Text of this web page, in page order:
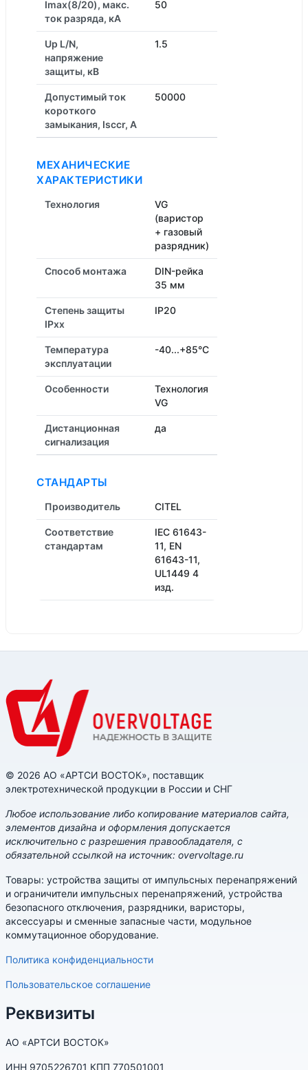
Imax(8/20), макс.
ток разряда, кА
50
Up L/N,
напряжение
защиты, кВ
1.5
Допустимый ток
короткого
замыкания, Isccr, А
50000
МЕХАНИЧЕСКИЕ
ХАРАКТЕРИСТИКИ
Технология
VG
(варистор
+ газовый
разрядник)
Способ монтажа
DIN-рейка
35 мм
Степень защиты
IPxx
IP20
Температура
эксплуатации
-40...+85°C
Особенности
Технология
VG
Дистанционная
cигнализация
да
СТАНДАРТЫ
Производитель CITEL
Соответствие
стандартам
IEC 61643-
11, EN
61643-11,
UL1449 4
изд.
© 2026 АО «АРТСИ ВОСТОК», поставщик
электротехнической продукции в России и СНГ
Любое использование либо копирование материалов сайта,
элементов дизайна и оформления допускается
исключительно с разрешения правообладателя, с
обязательной ссылкой на источник: overvoltage.ru
Товары: устройства защиты от импульсных перенапряжений
и ограничители импульсных перенапряжений, устройства
безопасного отключения, разрядники, варисторы,
аксессуары и сменные запасные части, модульное
коммутационное оборудование.
Политика конфиденциальности
Пользовательское соглашение
Реквизиты
АО «АРТСИ ВОСТОК»
ИНН 9705226701 КПП 770501001